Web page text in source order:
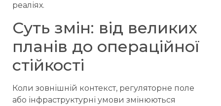
реаліях.
Суть змін: від великих
планів до операційної
стійкості
Коли зовнішній контекст, регуляторне поле
або інфраструктурні умови змінюються